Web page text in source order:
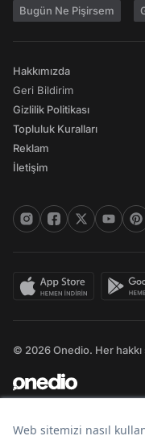
Bugün Ne Pişirsem
Hakkımızda
Geri Bildirim
Gizlilik Politikası
Topluluk Kuralları
Reklam
İletişim
© 2026 Onedio. Her hakkı